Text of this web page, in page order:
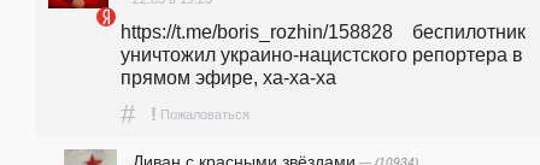
https://t.me/boris_rozhin/158828    беспилотник
уничтожил украино-нацистского репортера в
прямом эфире, ха-ха-ха
# ! Пожаловаться
— (10934)